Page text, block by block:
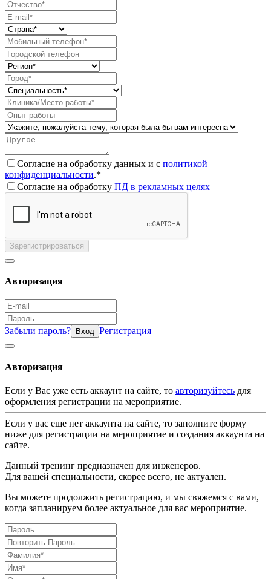
Согласие на обработку данных и с политикой
конфиденциальности.*
Согласие на обработку ПД в рекламных целях
Зарегистрироваться
Авторизация
Забыли пароль? Вход Регистрация
Авторизация
Если у Вас уже есть аккаунт на сайте, то авторизуйтесь для
оформления регистрации на мероприятие.
Если у вас еще нет аккаунта на сайте, то заполните форму
ниже для регистрации на мероприятие и создания аккаунта на
сайте.
Данный тренинг предназначен для инженеров.
Для вашей специальности, скорее всего, не актуален.
Вы можете продолжить регистрацию, и мы свяжемся с вами,
когда запланируем более актуальное для вас мероприятие.